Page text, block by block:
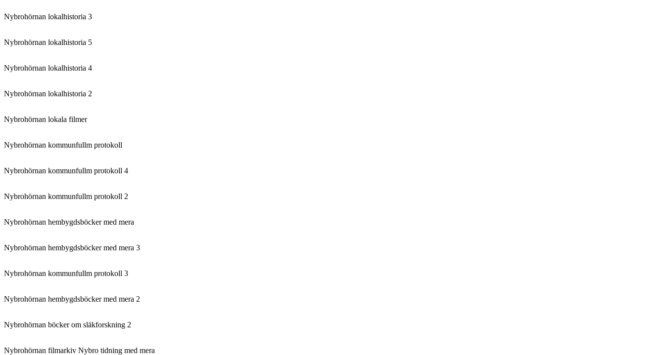
Nybrohörnan lokalhistoria 3
Nybrohörnan lokalhistoria 5
Nybrohörnan lokalhistoria 4
Nybrohörnan lokalhistoria 2
Nybrohörnan lokala filmer
Nybrohörnan kommunfullm protokoll
Nybrohörnan kommunfullm protokoll 4
Nybrohörnan kommunfullm protokoll 2
Nybrohörnan hembygdsböcker med mera
Nybrohörnan hembygdsböcker med mera 3
Nybrohörnan kommunfullm protokoll 3
Nybrohörnan hembygdsböcker med mera 2
Nybrohörnan böcker om släkforskning 2
Nybrohörnan filmarkiv Nybro tidning med mera